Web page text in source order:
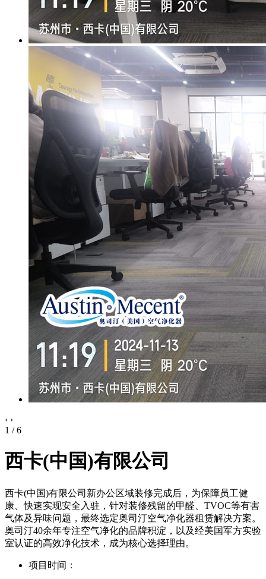
‹ ›
1 / 6
西卡(中国)有限公司
西卡(中国)有限公司新办公区域装修完成后，为保障员工健
康、快速实现安全入驻，针对装修残留的甲醛、TVOC等有害
气体及异味问题，最终选定奥司汀空气净化器租赁解决方案。
奥司汀40余年专注空气净化的品牌积淀，以及经美国军方实验
室认证的高效净化技术，成为核心选择理由。
项目时间：